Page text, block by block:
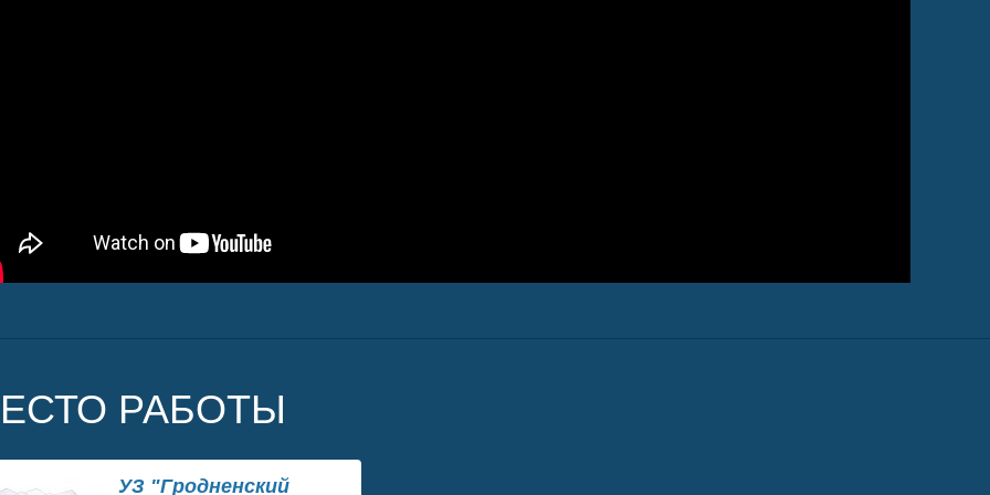
РАБОТЫ
УЗ "Гродненский